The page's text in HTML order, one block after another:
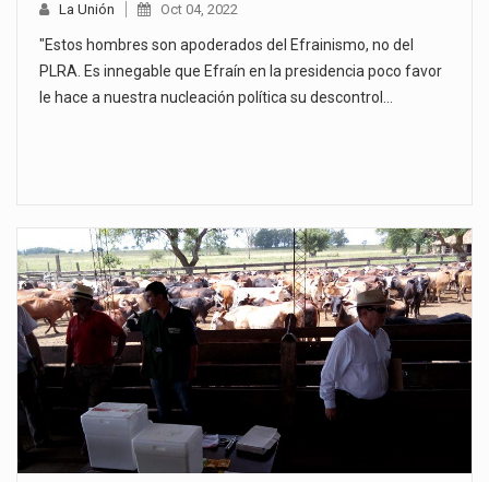
La Unión Oct 04, 2022
"Estos hombres son apoderados del Efrainismo, no del
PLRA. Es innegable que Efraín en la presidencia poco favor
le hace a nuestra nucleación política su descontrol…